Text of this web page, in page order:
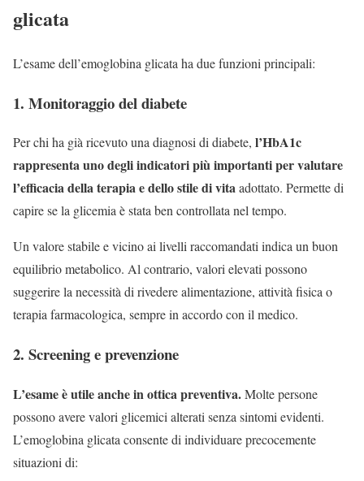
glicata
L’esame dell’emoglobina glicata ha due funzioni principali:
1. Monitoraggio del diabete
Per chi ha già ricevuto una diagnosi di diabete, l’HbA1c
rappresenta uno degli indicatori più importanti per valutare
l’efficacia della terapia e dello stile di vitaadottato. Permette di
capire se la glicemia è stata ben controllata nel tempo.
Un valore stabile e vicino ai livelli raccomandati indica un buon
equilibrio metabolico. Al contrario, valori elevati possono
suggerire la necessità di rivedere alimentazione, attività fisica o
terapia farmacologica, sempre in accordo con il medico.
2. Screening e prevenzione
L’esame è utile anche in ottica preventiva.Molte persone
possono avere valori glicemici alterati senza sintomi evidenti.
L’emoglobina glicata consente di individuare precocemente
situazioni di: